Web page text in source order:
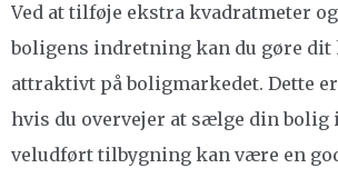
Ved at tilføje ekstra kvadratmeter
boligens indretning kan du gøre dit
attraktivt på boligmarkedet. Dette
hvis du overvejer at sælge din bolig
veludført tilbygning kan være en